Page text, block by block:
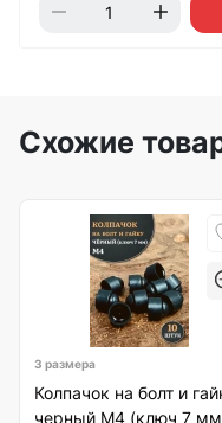
Схожие
3 размера
Колпачок на болт и
черный M4 (ключ 7